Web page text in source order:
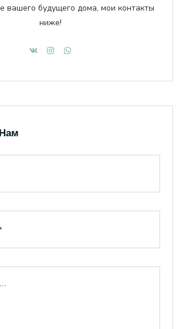
вашего будущего дома, мои контакты
ниже!